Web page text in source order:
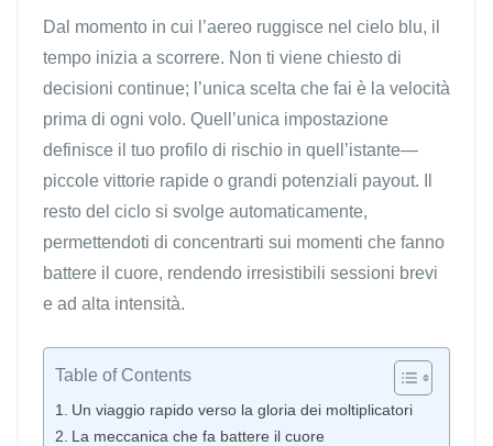
Dal momento in cui l’aereo ruggisce nel cielo blu, il
tempo inizia a scorrere. Non ti viene chiesto di
decisioni continue; l’unica scelta che fai è la velocità
prima di ogni volo. Quell’unica impostazione
definisce il tuo profilo di rischio in quell’istante—
piccole vittorie rapide o grandi potenziali payout. Il
resto del ciclo si svolge automaticamente,
permettendoti di concentrarti sui momenti che fanno
battere il cuore, rendendo irresistibili sessioni brevi
e ad alta intensità.
Table of Contents
Un viaggio rapido verso la gloria dei moltiplicatori
La meccanica che fa battere il cuore